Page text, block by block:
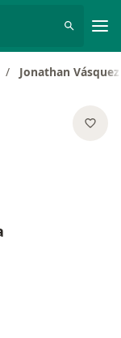
de ciudad
Jonathan